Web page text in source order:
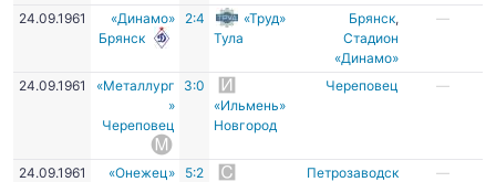
24.09.1961
«Динамо»
Брянск
2:4
«Труд»
Тула
Брянск,
Стадион
«Динамо»
—
24.09.1961
«Металлург
»
Череповец
3:0
«Ильмень»
Новгород
Череповец —
24.09.1961
«Онежец»
5:2
Петрозаводск —